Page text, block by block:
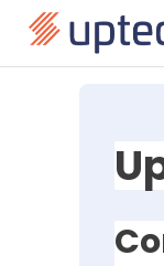
Passer au contenu